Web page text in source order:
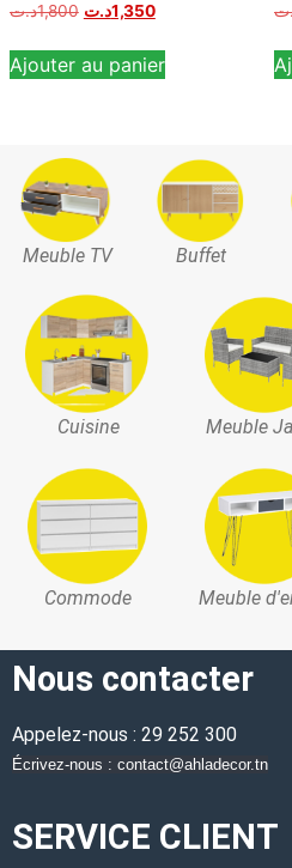
1,800د.ت 1,350د.ت
Ajouter au panier
Meuble TV Buffet
Cuisine Meuble
Commode Meuble
Nous contacter
Appelez-nous : 29 252 300
Écrivez-nous : contact@ahladecor.tn
SERVICE CLIENT